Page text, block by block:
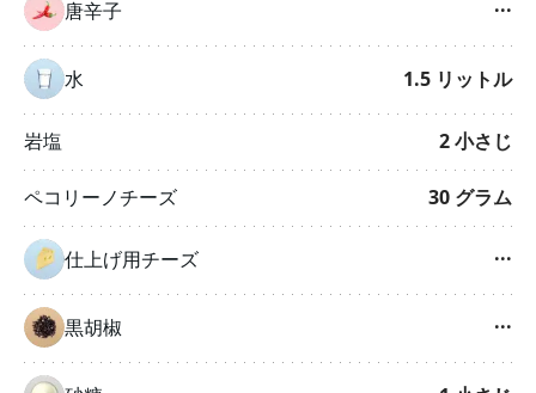
唐辛子 ···
水 1.5 リットル
岩塩 2小さじ
ペコリーノチーズ 30 グラム
仕上げ用チーズ ···
黒胡椒 ···